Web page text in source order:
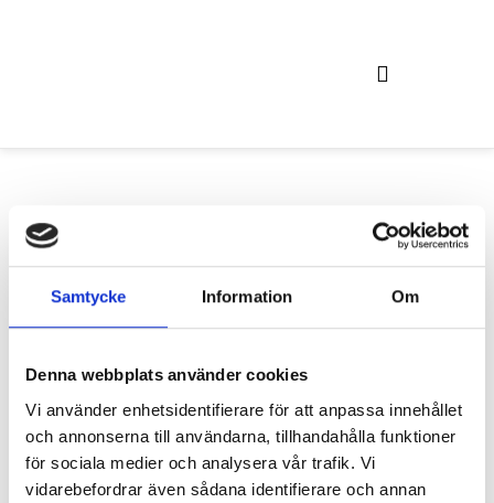
Samtycke Information Om
Denna webbplats använder cookies
Vi använder enhetsidentifierare för att anpassa innehållet
och annonserna till användarna, tillhandahålla funktioner
för sociala medier och analysera vår trafik. Vi
vidarebefordrar även sådana identifierare och annan
F24 Färdriktning
omled. Hänvisning
plast